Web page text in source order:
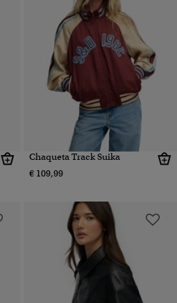
Chaqueta Track Suika
€ 109,99